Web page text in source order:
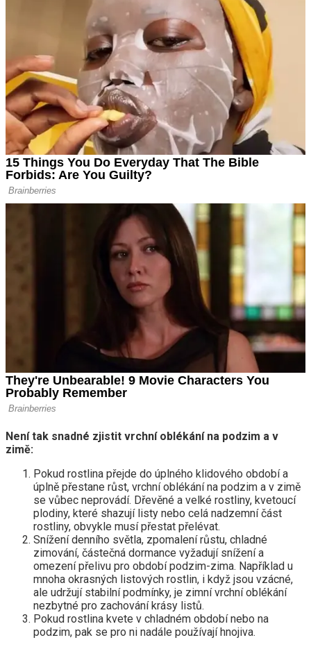
Není tak snadné zjistit vrchní oblékání na podzim a v
zimě:
Pokud rostlina přejde do úplného klidového období a
úplně přestane růst, vrchní oblékání na podzim a v zimě
se vůbec neprovádí. Dřevěné a velké rostliny, kvetoucí
plodiny, které shazují listy nebo celá nadzemní část
rostliny, obvykle musí přestat přelévat.
Snížení denního světla, zpomalení růstu, chladné
zimování, částečná dormance vyžadují snížení a
omezení přelivu pro období podzim-zima. Například u
mnoha okrasných listových rostlin, i když jsou vzácné,
ale udržují stabilní podmínky, je zimní vrchní oblékání
nezbytné pro zachování krásy listů.
Pokud rostlina kvete v chladném období nebo na
podzim, pak se pro ni nadále používají hnojiva.